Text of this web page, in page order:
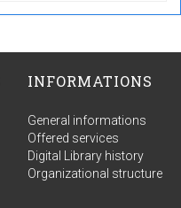
INFORMATIONS
General informations
Offered services
Digital Library history
Organizational structure